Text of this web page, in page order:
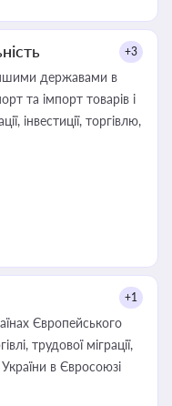
+3
державами в
та імпорт товарів і
інвестиції, торгівлю,
+1
Європейського
України в Євросоюзі